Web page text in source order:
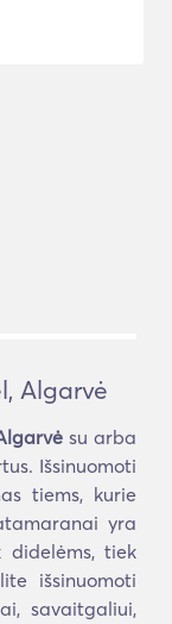
Algarvė
su arba
Išsinuomoti
tiems, kurie
yra
tiek
išsinuomoti
savaitgaliui,